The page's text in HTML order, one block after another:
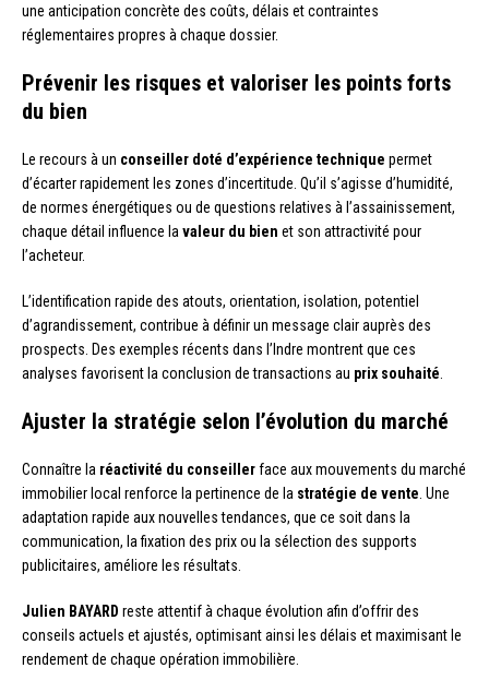
une anticipation concrète des coûts, délais et contraintes
réglementaires propres à chaque dossier.
Prévenir les risques et valoriser les points forts
du bien
Le recours à un conseiller doté d’expérience technique permet
d’écarter rapidement les zones d’incertitude. Qu’il s’agisse d’humidité,
de normes énergétiques ou de questions relatives à l’assainissement,
chaque détail influence la valeur du bien et son attractivité pour
l’acheteur.
L’identification rapide des atouts, orientation, isolation, potentiel
d’agrandissement, contribue à définir un message clair auprès des
prospects. Des exemples récents dans l’Indre montrent que ces
analyses favorisent la conclusion de transactions au prix souhaité
Ajuster la stratégie selon l’évolution du marché
Connaître la réactivité du conseillerface aux mouvements du marché
immobilier local renforce la pertinence de la stratégie de vente . Une
adaptation rapide aux nouvelles tendances, que ce soit dans la
communication, la fixation des prix ou la sélection des supports
publicitaires, améliore les résultats.
Julien BAYARD reste attentif à chaque évolution afin d’offrir des
conseils actuels et ajustés, optimisant ainsi les délais et maximisant le
rendement de chaque opération immobilière.